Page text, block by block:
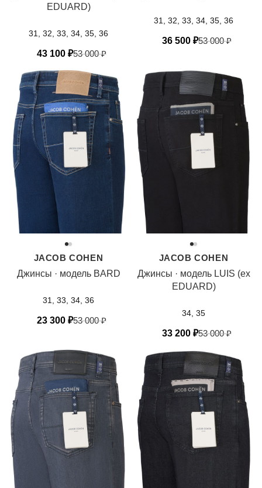
EDUARD)
31, 32, 33, 34, 35, 36
43 100 ₽53 000₽
31, 32, 33, 34, 35, 36
36 500 ₽53 000₽
JACOB COHEN
Джинсы · модель BARD
31, 33, 34, 36
23 300 ₽53 000₽
JACOB COHEN
Джинсы · модель LUIS (ex
EDUARD)
34, 35
33 200 ₽53 000₽